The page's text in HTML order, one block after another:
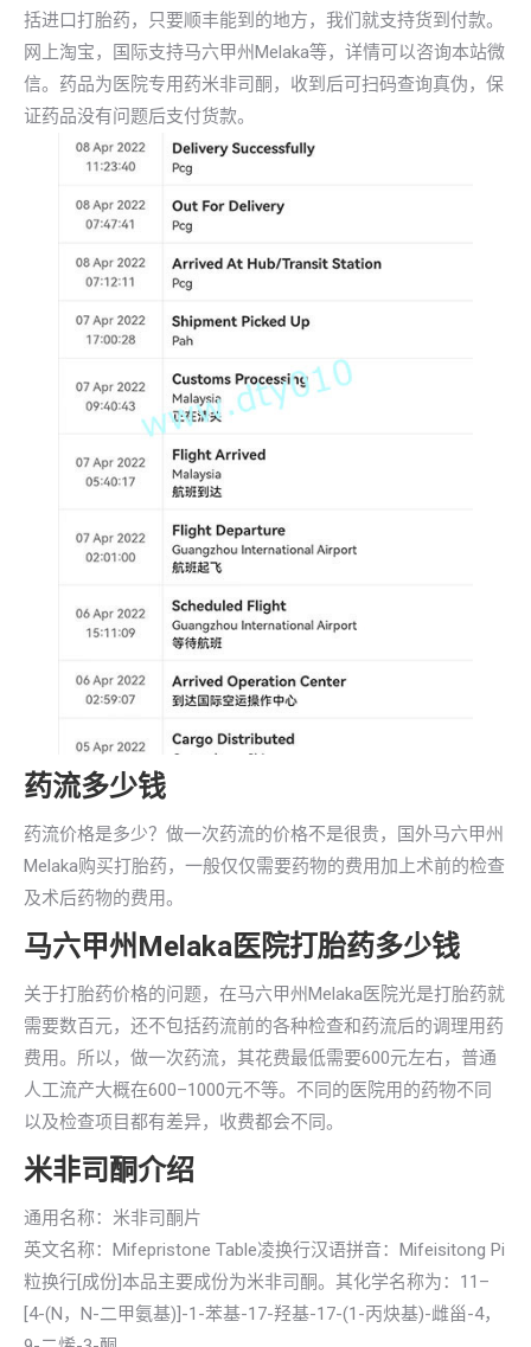
括进口打胎药，只要顺丰能到的地方，我们就支持货到付款。
网上淘宝，国际支持马六甲州Melaka等，详情可以咨询本站微
信。药品为医院专用药米非司酮，收到后可扫码查询真伪，保
证药品没有问题后支付货款。
药流多少钱
药流价格是多少？做一次药流的价格不是很贵，国外马六甲州
Melaka购买打胎药，一般仅仅需要药物的费用加上术前的检查
及术后药物的费用。
马六甲州Melaka医院打胎药多少钱
关于打胎药价格的问题，在马六甲州Melaka医院光是打胎药就
需要数百元，还不包括药流前的各种检查和药流后的调理用药
费用。所以，做一次药流，其花费最低需要600元左右，普通
人工流产大概在600–1000元不等。不同的医院用的药物不同
以及检查项目都有差异，收费都会不同。
米非司酮介绍
通用名称：米非司酮片
英文名称：Mifepristone Table凌换行汉语拼音：Mifeisitong Pi
粒换行[成份]本品主要成份为米非司酮。其化学名称为：11–
[4-(N，N-二甲氨基)]-1-苯基-17-羟基-17-(1-丙炔基)-雌甾-4，